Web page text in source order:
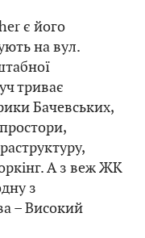
є його
на вул.
триває
Бачевських,
А з веж ЖК
з
– Високий